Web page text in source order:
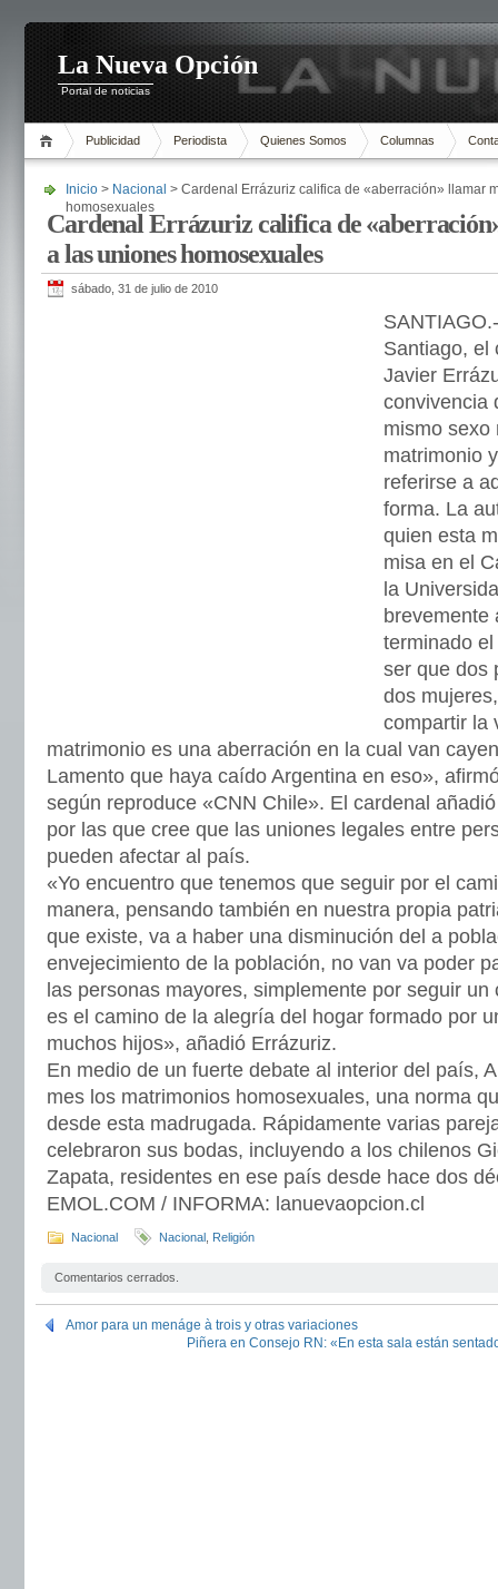
La Nueva Opción
Portal de noticias
Publicidad Periodista Quienes Somos Columnas
Inicio > Nacional > Cardenal Errázuriz califica de «aberración» llamar
homosexuales
Cardenal Errázuriz califica de
a las uniones homosexuales
sábado, 31 de julio de 2010
Santiago, el
Javier
convivencia
mismo sexo
matrimonio
referirse a
forma. La
quien esta
misa en el
la
brevemente
terminado
ser que dos
dos
compartir la
matrimonio es una aberración en la cual van
Lamento que haya caído Argentina en eso»,
según reproduce «CNN Chile». El cardenal
por las que cree que las uniones legales entre
pueden afectar al país.
«Yo encuentro que tenemos que seguir por el
manera, pensando también en nuestra propia
que existe, va a haber una disminución del a
envejecimiento de la población, no van va poder
las personas mayores, simplemente por seguir
es el camino de la alegría del hogar formado por
muchos hijos», añadió Errázuriz.
En medio de un fuerte debate al interior del país,
mes los matrimonios homosexuales, una norma
desde esta madrugada. Rápidamente varias
celebraron sus bodas, incluyendo a los chilenos
Zapata, residentes en ese país desde hace dos
EMOL.COM / INFORMA: lanuevaopcion.cl
Nacional Nacional Religión
Comentarios cerrados.
Amor para un menáge à trois y otras variaciones
Piñera en Consejo RN: «En esta sala están